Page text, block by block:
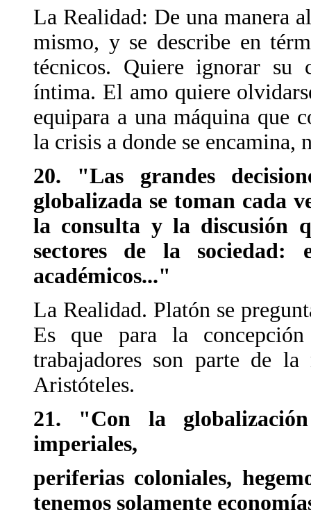
La Realidad: De una manera
mismo, y se describe en
técnicos. Quiere ignorar su
íntima. El amo quiere
equipara a una máquina que
la crisis a donde se encamina,
20. "Las grandes
globalizada se toman cada
la consulta y la discusión
sectores de la sociedad:
académicos..."
La Realidad. Platón se
Es que para la
trabajadores son parte de
Aristóteles.
21. "Con la
imperiales,
periferias coloniales,
tenemos solamente